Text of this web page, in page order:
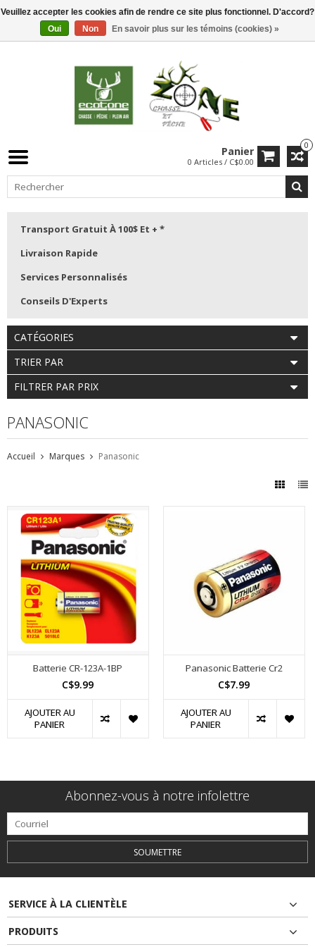
0
Panier
0 Articles / C$0.00
Transport Gratuit À 100$ Et + *
Livraison Rapide
Services Personnalisés
Conseils D'Experts
CATÉGORIES
TRIER PAR
FILTRER PAR PRIX
PANASONIC
Accueil Marques Panasonic
Batterie CR-123A-1BP
C$9.99
AJOUTER AU
PANIER
Panasonic Batterie Cr2
C$7.99
AJOUTER AU
PANIER
Abonnez-vous à notre infolettre
SOUMETTRE
SERVICE À LA CLIENTÈLE
PRODUITS
Veuillez accepter les cookies afin de rendre ce site plus fonctionnel. D'accord?
Oui
Non En savoir plus sur les témoins (cookies) »